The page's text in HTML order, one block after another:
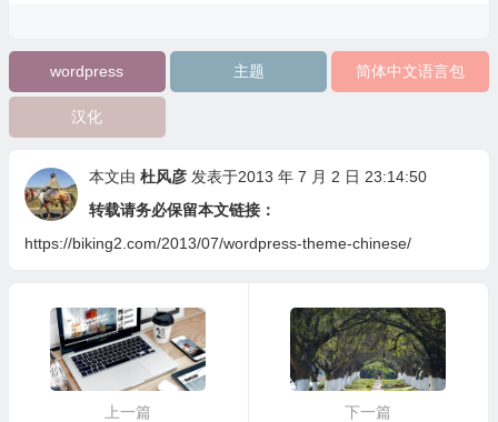
wordpress 主题 简体中文语言包
汉化
本文由 杜风彦 发表于2013 年 7 月 2 日 23:14:50
转载请务必保留本文链接：
https://biking2.com/2013/07/wordpress-theme-chinese/
上一篇
下一篇